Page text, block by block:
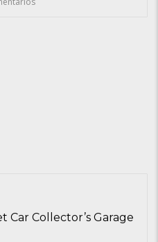
Car Collector’s Garage